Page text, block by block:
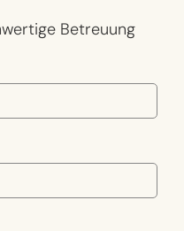
Betreuung